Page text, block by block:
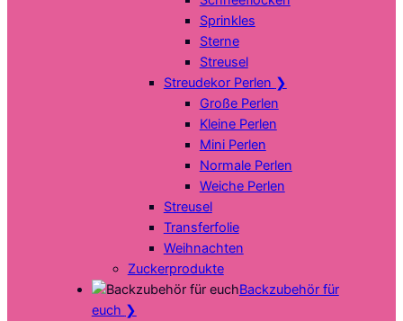
Sprinkles
Sterne
Streusel
Streudekor Perlen ❯
Große Perlen
Kleine Perlen
Mini Perlen
Normale Perlen
Weiche Perlen
Streusel
Transferfolie
Weihnachten
Zuckerprodukte
Backzubehör für
euch ❯